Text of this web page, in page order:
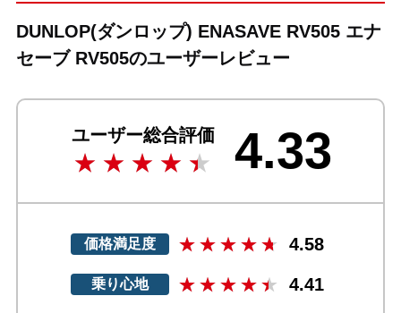
DUNLOP(ダンロップ) ENASAVE RV505 エナ
セーブ RV505のユーザーレビュー
ユーザー総合評価 4.33
価格満足度 4.58
乗り心地 4.41